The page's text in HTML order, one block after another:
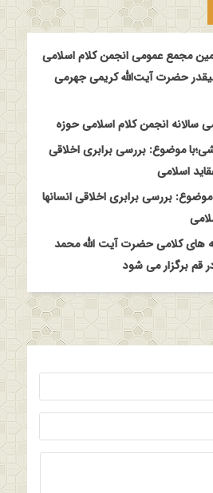
مجمع عمومی انجمن کلام اسلامی
حضرت آیت‌الله کریمی جهرمی
انجمن کلام اسلامی حوزه
موضوع: بررسی برابری اخلاقی
اسلامی
بررسی برابری اخلاقی انسانها
های کلامی حضرت آیت الله محمد
برگزار می شود